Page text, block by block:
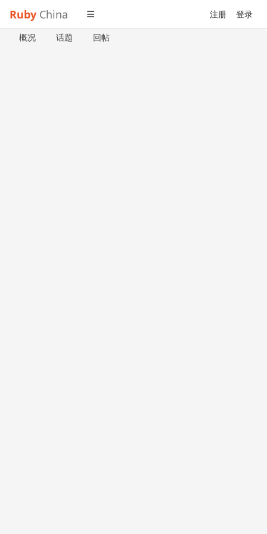
Ruby China 注册 登录
概况 话题 回帖